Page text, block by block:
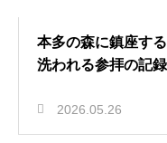
本多の森に鎮座す
洗われる参拝の記録
2026.05.26